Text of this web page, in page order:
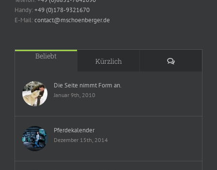
Handy:+49 (0)178-9321670
E-Mail:contact@mschoenberger.de
Beliebt
Kürzlich Kommentare
Die Seite nimmt Form an.
Januar 9th, 2010
Pferdekalender
Dezember 15th, 2014